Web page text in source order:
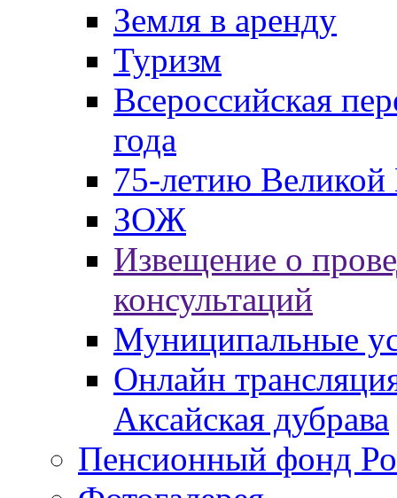
Земля в аренду
Туризм
Всероссийская
года
75-летию
ЗОЖ
Извещение о
консультаций
Муниципальные
Онлайн
Аксайская дубрава
Пенсионный фонд